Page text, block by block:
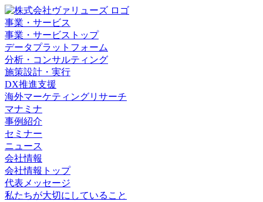
事業・サービス
事業・サービストップ
データプラットフォーム
分析・コンサルティング
施策設計・実行
DX推進支援
海外マーケティングリサーチ
マナミナ
事例紹介
セミナー
ニュース
会社情報
会社情報トップ
代表メッセージ
私たちが大切にしていること